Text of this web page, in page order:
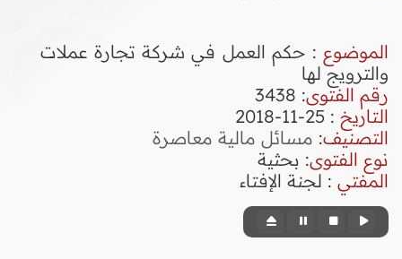
الموضوع : حكم العمل في شركة تجارة عملات
والترويج لها
رقم الفتوى:
3438
التاريخ : 25-11-2018
التصنيف: مسائل مالية معاصرة
نوع الفتوى: بحثية
المفتي : لجنة الإفتاء